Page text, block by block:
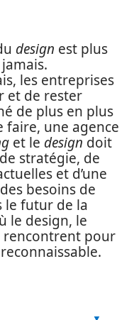
design est plus
les entreprises
et de rester
de plus en plus
faire, une agence
et le design doit
stratégie, de
et d’une
besoins de
le futur de la
le design, le
rencontrent pour